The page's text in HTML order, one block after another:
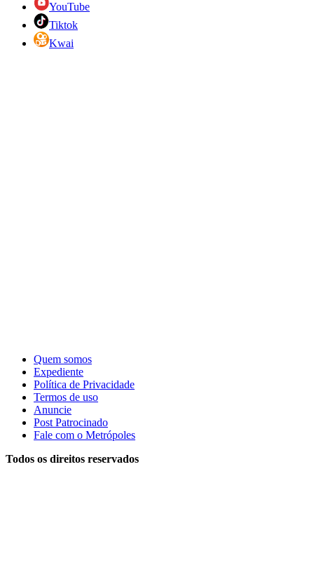
YouTube
Tiktok
Kwai
Quem somos
Expediente
Política de Privacidade
Termos de uso
Anuncie
Post Patrocinado
Fale com o Metrópoles
Todos os direitos reservados